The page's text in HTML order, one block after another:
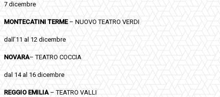
7 dicembre
MONTECATINI TERME– NUOVO TEATRO VERDI
dall’11 al 12 dicembre
NOVARA– TEATRO COCCIA
dal 14 al 16 dicembre
REGGIO EMILIA– TEATRO VALLI